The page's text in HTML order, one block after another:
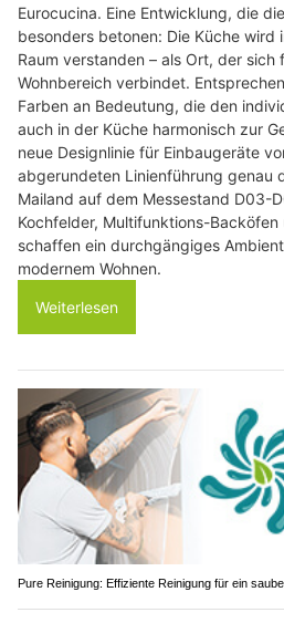
Eurocucina. Eine Entwicklung, die
besonders betonen: Die Küche wird
Raum verstanden – als Ort, der sich
Wohnbereich verbindet.
Farben an Bedeutung, die den
auch in der Küche harmonisch zur
neue Designlinie für Einbaugeräte
abgerundeten Linienführung genau
Mailand auf dem Messestand D03-
Kochfelder, Multifunktions-
schaffen ein durchgängiges
modernem Wohnen.
Weiterlesen
Pure Reinigung: Effiziente Reinigung für ein